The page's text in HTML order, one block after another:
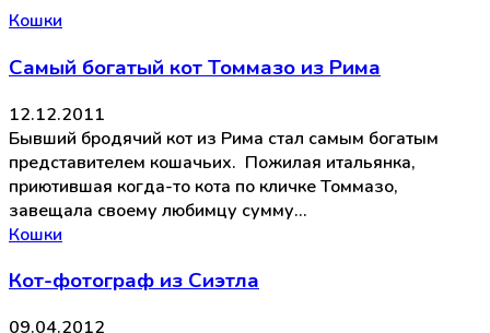
Кошки
Самый богатый кот Томмазо из Рима
12.12.2011
Бывший бродячий кот из Рима стал самым богатым
представителем кошачьих. Пожилая итальянка,
приютившая когда-то кота по кличке Томмазо,
завещала своему любимцу сумму…
Кошки
Кот-фотограф из Сиэтла
09.04.2012